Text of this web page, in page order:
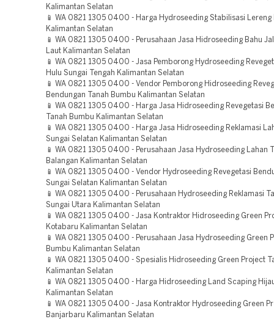
Kalimantan Selatan
📱 WA 0821 1305 0400 - Harga Hydroseeding Stabilisasi Lereng
Kalimantan Selatan
📱 WA 0821 1305 0400 - Perusahaan Jasa Hidroseeding Bahu
Laut Kalimantan Selatan
📱 WA 0821 1305 0400 - Jasa Pemborong Hydroseeding
Hulu Sungai Tengah Kalimantan Selatan
📱 WA 0821 1305 0400 - Vendor Pemborong Hidroseeding
Bendungan Tanah Bumbu Kalimantan Selatan
📱 WA 0821 1305 0400 - Harga Jasa Hidroseeding Revegetasi
Tanah Bumbu Kalimantan Selatan
📱 WA 0821 1305 0400 - Harga Jasa Hidroseeding Reklamasi
Sungai Selatan Kalimantan Selatan
📱 WA 0821 1305 0400 - Perusahaan Jasa Hydroseeding Lahan
Balangan Kalimantan Selatan
📱 WA 0821 1305 0400 - Vendor Hydroseeding Revegetasi
Sungai Selatan Kalimantan Selatan
📱 WA 0821 1305 0400 - Perusahaan Hydroseeding Reklamasi
Sungai Utara Kalimantan Selatan
📱 WA 0821 1305 0400 - Jasa Kontraktor Hidroseeding Green
Kotabaru Kalimantan Selatan
📱 WA 0821 1305 0400 - Perusahaan Jasa Hydroseeding Green
Bumbu Kalimantan Selatan
📱 WA 0821 1305 0400 - Spesialis Hidroseeding Green Project
Kalimantan Selatan
📱 WA 0821 1305 0400 - Harga Hidroseeding Land Scaping
Kalimantan Selatan
📱 WA 0821 1305 0400 - Jasa Kontraktor Hydroseeding Green
Banjarbaru Kalimantan Selatan